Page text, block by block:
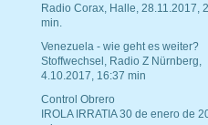
Radio Corax, Halle, 28.11.2017,
min.
Venezuela - wie geht es weiter?
Stoffwechsel, Radio Z Nürnberg,
4.10.2017, 16:37 min
Control Obrero
IROLA IRRATIA 30 de enero de